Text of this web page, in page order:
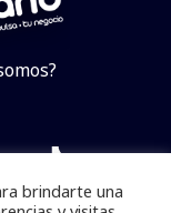
TikTok
brindarte una